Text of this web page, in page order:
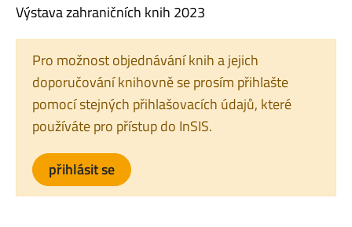
Výstava zahraničních knih 2023
Pro možnost objednávání knih a jejich
doporučování knihovně se prosím přihlašte
pomocí stejných přihlašovacích údajů, které
používáte pro přístup do InSIS.
přihlásit se